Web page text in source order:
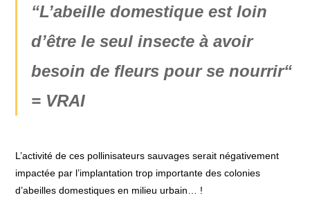
“L’abeille domestique est loin
d’être le seul insecte à avoir
besoin de fleurs pour se nourrir“
= VRAI
L’activité de ces pollinisateurs sauvages serait négativement
impactée par l’implantation trop importante des colonies
d’abeilles domestiques en milieu urbain… !